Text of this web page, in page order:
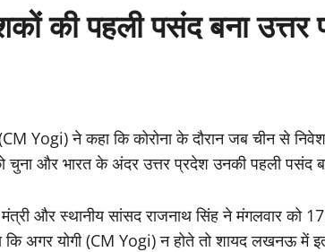
की पहली पसंद बना उत्तर
Yogi) ने कहा कि कोरोना के दौरान जब चीन से
चुना और भारत के अंदर उत्तर प्रदेश उनकी पहली पसंद
और स्थानीय सांसद राजनाथ सिंह ने मंगलवार को
अगर योगी (CM Yogi) न होते तो शायद लखनऊ में